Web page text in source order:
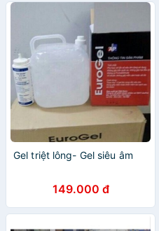
Gel triệt lông- Gel siêu âm
149.000 đ